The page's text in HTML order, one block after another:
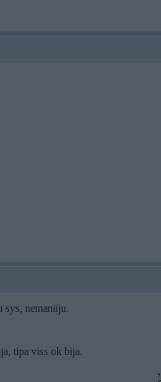
sys, nemaniiju.
tipa viss ok bija.